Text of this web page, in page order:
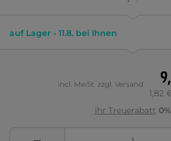
auf Lager - 11.8. bei Ihnen
1,82
incl. MwSt. zzgl. Versand
Ihr Treuerabatt 0%